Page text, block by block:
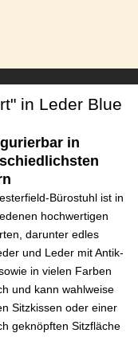
in Leder Blue
in
Bürostuhl ist in
hochwertigen
darunter edles
und Leder mit Antik-
in vielen Farben
und kann wahlweise
Sitzkissen oder einer
geknöpften Sitzfläche